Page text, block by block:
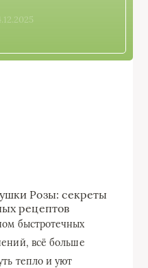
быстротечных
всё больше
тепло и уют